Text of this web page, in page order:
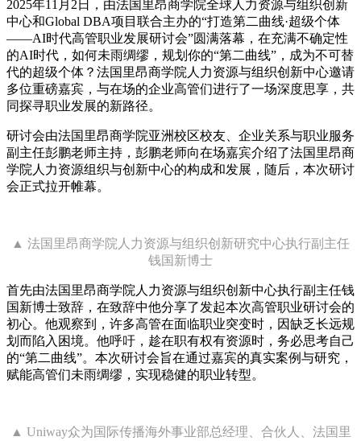
2025年11月2日，由法国里昂商学院全球人力资源与组织创新
中心和Global DBA项目联合主办的“打造第二曲线·超级个体
——AI时代高管职业发展研讨会”圆满落幕，在充满不确定性
的AI时代，如何未雨绸缪，规划你的“第二曲线”，成为不可替
代的超级个体？法国里昂商学院人力资源与组织创新中心邀请
多位重磅嘉宾，与在场的企业高管们进行了一场深度思享，共
同探寻职业发展的新路径。
研讨会由法国里昂商学院亚洲校区校友、企业关系与职业服务
副主任彭鹏老师主持，彭鹏老师向在场嘉宾介绍了法国里昂商
学院人力资源组织与创新中心的构成和发展，随后，本次研讨
会正式拉开帷幕。
▲ 法国里昂商学院人力资源与组织创新研究中心执行副主任
钱国新博士
首先由法国里昂商学院人力资源与组织创新中心执行副主任钱
国新博士致辞，在致辞中他分享了发起本次高管职业研讨会的
初心。他观察到，许多高管在面临职业突变时，因缺乏长远规
划而陷入困境。他呼吁，趁在职有权有资源时，务必思考自己
的“第二曲线”。本次研讨会旨在通过嘉宾的真实案例与研究，
赋能高管们未雨绸缪，实现稳健的职业转型。
▲ Uniway众为国际传播海外事业部总经理、合伙人、法国里